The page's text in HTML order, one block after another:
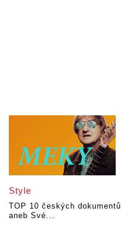
Style
TOP 10 českých dokumentů
aneb Své...